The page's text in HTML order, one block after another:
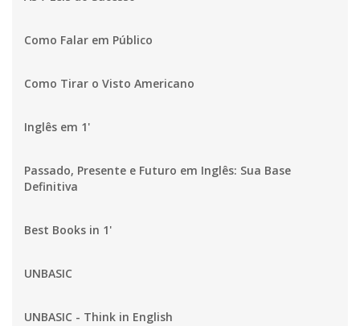
Como Falar em Público
Como Tirar o Visto Americano
Inglês em 1'
Passado, Presente e Futuro em Inglês: Sua Base
Definitiva
Best Books in 1'
UNBASIC
UNBASIC - Think in English